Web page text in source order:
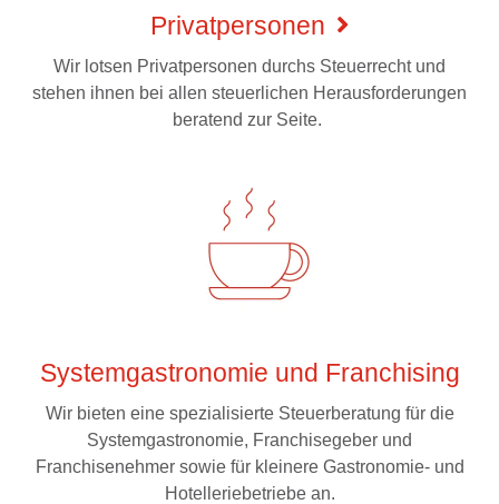
Privatpersonen
Wir lotsen Privatpersonen durchs Steuerrecht und
stehen ihnen bei allen steuerlichen Herausforderungen
beratend zur Seite.
Systemgastronomie und Franchising
Wir bieten eine spezialisierte Steuerberatung für die
Systemgastronomie, Franchisegeber und
Franchisenehmer sowie für kleinere Gastronomie- und
Hotelleriebetriebe an.